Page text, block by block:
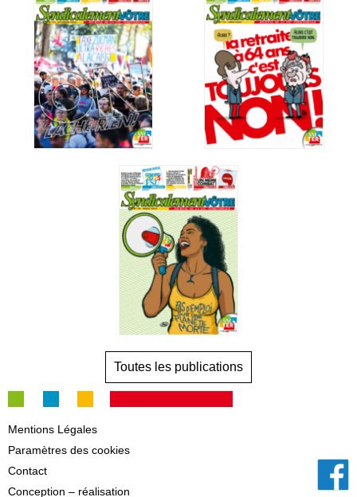
Toutes les publications
Mentions Légales
Paramètres des cookies
Contact
Conception – réalisation